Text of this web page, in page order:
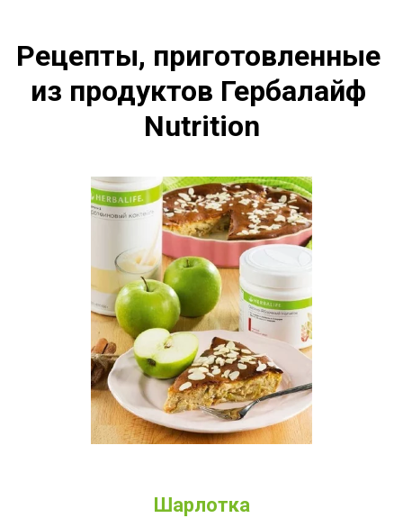
Рецепты, приготовленные
из продуктов Гербалайф
Nutrition
Шарлотка